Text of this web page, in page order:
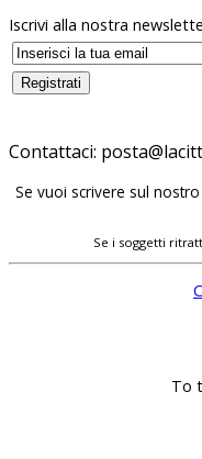
Iscrivi alla nostra
Contattaci:
Se vuoi scrivere sul
Se i soggetti
To